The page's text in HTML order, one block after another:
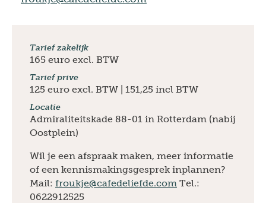
Tarief zakelijk
165 euro excl. BTW
Tarief prive
125 euro excl. BTW | 151,25 incl BTW
Locatie
Admiraliteitskade 88-01 in Rotterdam (nabij
Oostplein)
Wil je een afspraak maken, meer informatie
of een kennismakingsgesprek inplannen?
Mail: froukje@cafedeliefde.com Tel.:
0622912525